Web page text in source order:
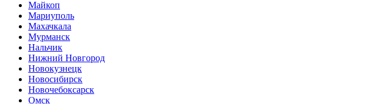
Майкоп
Мариуполь
Махачкала
Мурманск
Нальчик
Нижний Новгород
Новокузнецк
Новосибирск
Новочебоксарск
Омск